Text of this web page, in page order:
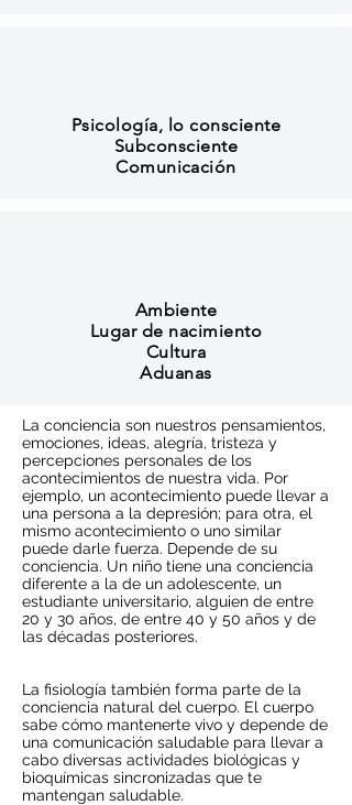
Psicología, lo consciente
Subconsciente
Comunicación
Ambiente
Lugar de nacimiento
Cultura
Aduanas
La conciencia son nuestros pensamientos,
emociones, ideas, alegría, tristeza y
percepciones personales de los
acontecimientos de nuestra vida. Por
ejemplo, un acontecimiento puede llevar a
una persona a la depresión; para otra, el
mismo acontecimiento o uno similar
puede darle fuerza. Depende de su
conciencia. Un niño tiene una conciencia
diferente a la de un adolescente, un
estudiante universitario, alguien de entre
20 y 30 años, de entre 40 y 50 años y de
las décadas posteriores.
La fisiología también forma parte de la
conciencia natural del cuerpo. El cuerpo
sabe cómo mantenerte vivo y depende de
una comunicación saludable para llevar a
cabo diversas actividades biológicas y
bioquímicas sincronizadas que te
mantengan saludable.